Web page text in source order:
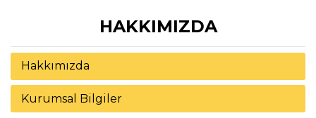
HAKKIMIZDA
Hakkımızda
Kurumsal Bilgiler